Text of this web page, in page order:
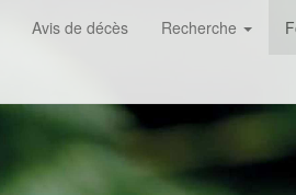
Avis de décès Recherche